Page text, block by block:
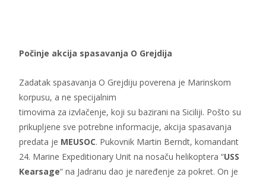
Počinje akcija spasavanja O Grejdija
Zadatak spasavanja O Grejdiju poverena je Marinskom
korpusu, a ne specijalnim
timovima za izvlačenje, koji su bazirani na Siciliji. Pošto su
prikupljene sve potrebne informacije, akcija spasavanja
predata je MEUSOC. Pukovnik Martin Berndt, komandant
24. Marine Expeditionary Unit na nosaču helikoptera “USS
Kearsage“ na Jadranu dao je naređenje za pokret. On je